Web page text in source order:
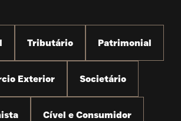
Tributário Patrimonial
Exterior Societário
Cível e Consumidor